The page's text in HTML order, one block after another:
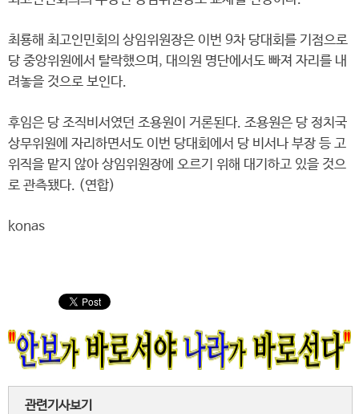
최룡해 최고인민회의 상임위원장은 이번 9차 당대회를 기점으로
당 중앙위원에서 탈락했으며, 대의원 명단에서도 빠져 자리를 내
려놓을 것으로 보인다.
후임은 당 조직비서였던 조용원이 거론된다. 조용원은 당 정치국
상무위원에 자리하면서도 이번 당대회에서 당 비서나 부장 등 고
위직을 맡지 않아 상임위원장에 오르기 위해 대기하고 있을 것으
로 관측됐다. (연합)
konas
관련기사보기